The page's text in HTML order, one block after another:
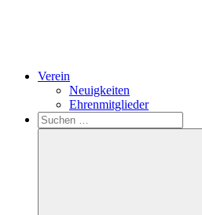
Verein
Neuigkeiten
Ehrenmitglieder
Search
Suchen
nach: